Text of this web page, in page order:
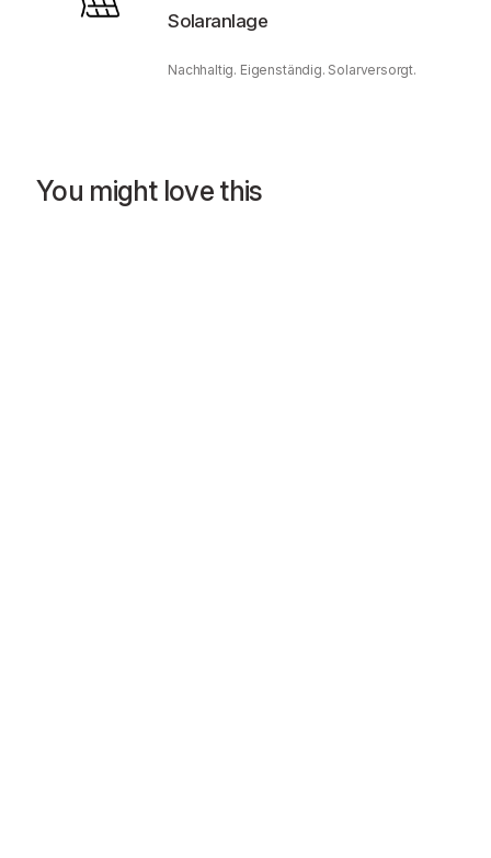
Solaranlage
Nachhaltig. Eigenständig. Solarversorgt.
You might love this